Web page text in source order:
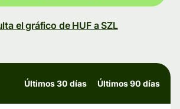
el gráfico de HUF a SZL
Últimos 30 días Últimos 90 días